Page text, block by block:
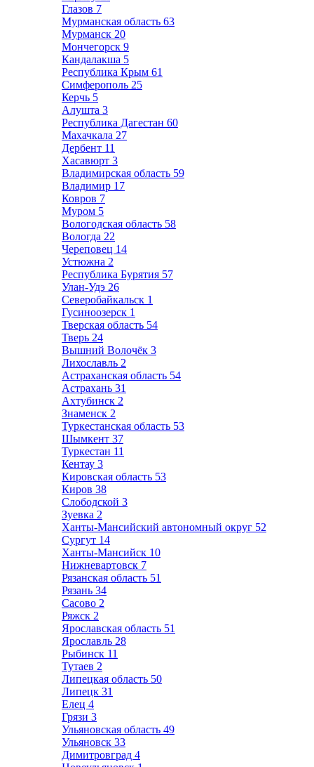
Глазов 7
Мурманская область 63
Мурманск 20
Мончегорск 9
Кандалакша 5
Республика Крым 61
Симферополь 25
Керчь 5
Алушта 3
Республика Дагестан 60
Махачкала 27
Дербент 11
Хасавюрт 3
Владимирская область 59
Владимир 17
Ковров 7
Муром 5
Вологодская область 58
Вологда 22
Череповец 14
Устюжна 2
Республика Бурятия 57
Улан-Удэ 26
Северобайкальск 1
Гусиноозерск 1
Тверская область 54
Тверь 24
Вышний Волочёк 3
Лихославль 2
Астраханская область 54
Астрахань 31
Ахтубинск 2
Знаменск 2
Туркестанская область 53
Шымкент 37
Туркестан 11
Кентау 3
Кировская область 53
Киров 38
Слободской 3
Зуевка 2
Ханты-Мансийский автономный округ 52
Сургут 14
Ханты-Мансийск 10
Нижневартовск 7
Рязанская область 51
Рязань 34
Сасово 2
Ряжск 2
Ярославская область 51
Ярославль 28
Рыбинск 11
Тутаев 2
Липецкая область 50
Липецк 31
Елец 4
Грязи 3
Ульяновская область 49
Ульяновск 33
Димитровград 4